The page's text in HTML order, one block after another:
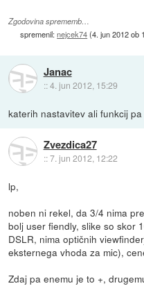
Zgodovina sprememb…
spremenil:nejcek74(4. jun 2012 ob
Janac
::4. jun 2012, 15:29
katerih nastavitev ali funkcij
Zvezdica27
::7. jun 2012, 12:22
lp,
noben ni rekel, da 3/4 nima
bolj user fiendly, slike so skor
DSLR, nima optičnih
eksternega vhoda za mic),
Zdaj pa enemu je to +,